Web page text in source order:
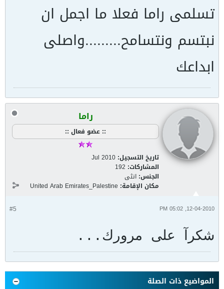
تسلمى راما فعلا ما اجمل ان
نبتسم ونتسامح.........واصلى
ابداعك
راما
:: عضو فعال ::
تاريخ التسجيل: Jul 2010
المشاركات: 192
الجنس: انثى
مكان الإقامة: United Arab Emirates_Palestine
#5 12-04-2010, 05:02 PM
شكرآ على مرورك...
المواضيع ذات الصلة